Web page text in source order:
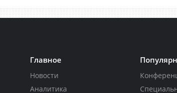
Главное
Новости
Аналитика